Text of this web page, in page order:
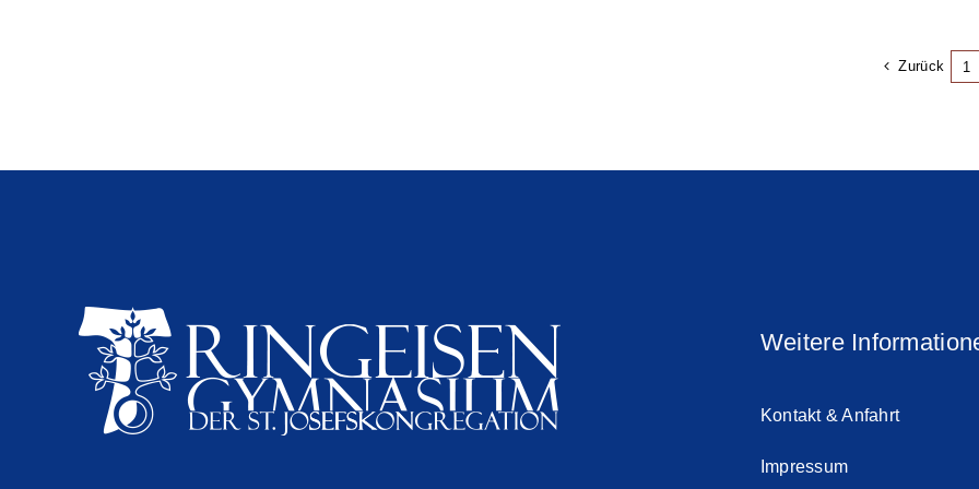
Zurück 1
Weitere
Kontakt & Anfahrt
Impressum